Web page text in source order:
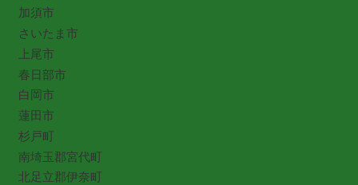
加須市
さいたま市
上尾市
春日部市
白岡市
蓮田市
杉戸町
南埼玉郡宮代町
北足立郡伊奈町